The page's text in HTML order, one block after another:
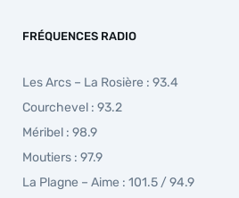
FRÉQUENCES RADIO
Les Arcs – La Rosière : 93.4
Courchevel : 93.2
Méribel : 98.9
Moutiers : 97.9
La Plagne – Aime : 101.5 / 94.9